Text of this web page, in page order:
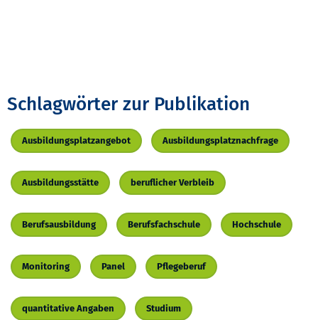
Schlagwörter zur Publikation
Ausbildungsplatzangebot Ausbildungsplatznachfrage
Ausbildungsstätte beruflicher Verbleib
Berufsausbildung Berufsfachschule Hochschule
Monitoring Panel Pflegeberuf
quantitative Angaben Studium